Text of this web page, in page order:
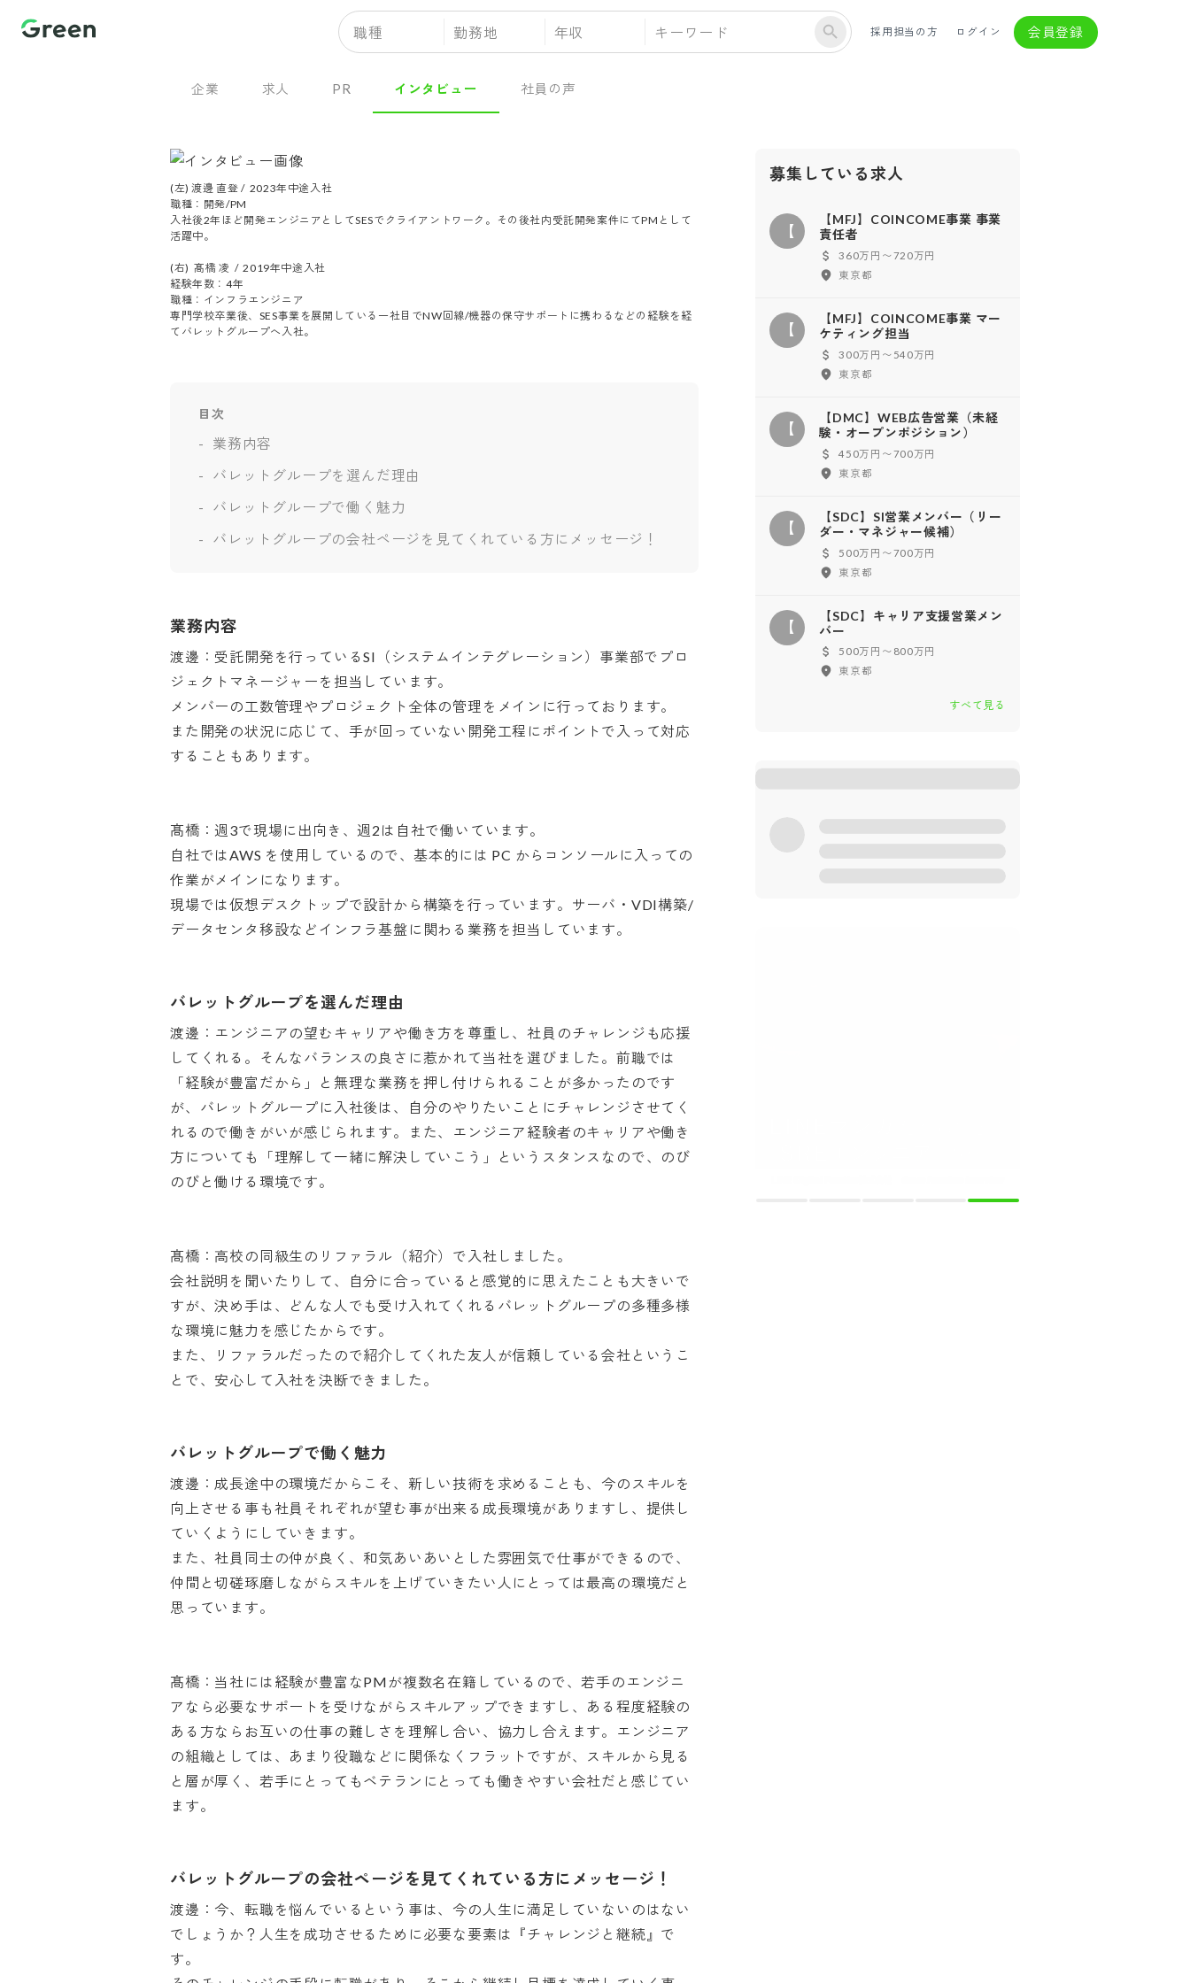
職種 勤務地 年収 採用担当の方 ログイン 会員登録
企業 求人 PR インタビュー 社員の声
(左) 渡邊 直登 /  2023年中途入社
職種：開発/PM
入社後2年ほど開発エンジニアとしてSESでクライアントワーク。その後社内受託開発案件にてPMとして
活躍中。
(右)  髙橋 凌  /  2019年中途入社
経験年数：4年
職種：インフラエンジニア
専門学校卒業後、SES事業を展開している一社目でNW回線/機器の保守サポートに携わるなどの経験を経
てバレットグループへ入社。
目次
業務内容
バレットグループを選んだ理由
バレットグループで働く魅力
バレットグループの会社ページを見てくれている方にメッセージ！
業務内容
渡邊：受託開発を行っているSI（システムインテグレーション）事業部でプロ
ジェクトマネージャーを担当しています。
メンバーの工数管理やプロジェクト全体の管理をメインに行っております。
また開発の状況に応じて、手が回っていない開発工程にポイントで入って対応
することもあります。
髙橋：週3で現場に出向き、週2は自社で働いています。
自社ではAWS を使用しているので、基本的には PC からコンソールに入っての
作業がメインになります。
現場では仮想デスクトップで設計から構築を行っています。サーバ・VDI構築/
データセンタ移設などインフラ基盤に関わる業務を担当しています。
バレットグループを選んだ理由
渡邊：エンジニアの望むキャリアや働き方を尊重し、社員のチャレンジも応援
してくれる。そんなバランスの良さに惹かれて当社を選びました。前職では
「経験が豊富だから」と無理な業務を押し付けられることが多かったのです
が、バレットグループに入社後は、自分のやりたいことにチャレンジさせてく
れるので働きがいが感じられます。また、エンジニア経験者のキャリアや働き
方についても「理解して一緒に解決していこう」というスタンスなので、のび
のびと働ける環境です。
髙橋：高校の同級生のリファラル（紹介）で入社しました。
会社説明を聞いたりして、自分に合っていると感覚的に思えたことも大きいで
すが、決め手は、どんな人でも受け入れてくれるバレットグループの多種多様
な環境に魅力を感じたからです。
また、リファラルだったので紹介してくれた友人が信頼している会社というこ
とで、安心して入社を決断できました。
バレットグループで働く魅力
渡邊：成長途中の環境だからこそ、新しい技術を求めることも、今のスキルを
向上させる事も社員それぞれが望む事が出来る成長環境がありますし、提供し
ていくようにしていきます。
また、社員同士の仲が良く、和気あいあいとした雰囲気で仕事ができるので、
仲間と切磋琢磨しながらスキルを上げていきたい人にとっては最高の環境だと
思っています。
髙橋：当社には経験が豊富なPMが複数名在籍しているので、若手のエンジニ
アなら必要なサポートを受けながらスキルアップできますし、ある程度経験の
ある方ならお互いの仕事の難しさを理解し合い、協力し合えます。エンジニア
の組織としては、あまり役職などに関係なくフラットですが、スキルから見る
と層が厚く、若手にとってもベテランにとっても働きやすい会社だと感じてい
ます。
バレットグループの会社ページを見てくれている方にメッセージ！
渡邊：今、転職を悩んでいるという事は、今の人生に満足していないのはない
でしょうか？人生を成功させるために必要な要素は『チャレンジと継続』で
す。
募集している求人
【
【MFJ】COINCOME事業 事業
責任者
360万円〜720万円
東京都
【
【MFJ】COINCOME事業 マー
ケティング担当
300万円〜540万円
東京都
【
【DMC】WEB広告営業（未経
験・オープンポジション）
450万円〜700万円
東京都
【
【SDC】SI営業メンバー（リー
ダー・マネジャー候補）
500万円〜700万円
東京都
【
【SDC】キャリア支援営業メン
バー
500万円〜800万円
東京都
すべて見る